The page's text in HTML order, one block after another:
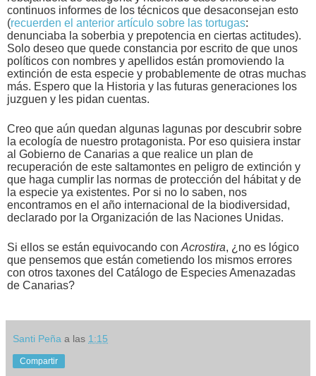
continuos informes de los técnicos que desaconsejan esto
(recuerden el anterior artículo sobre las tortugas:
denunciaba la soberbia y prepotencia en ciertas actitudes).
Solo deseo que quede constancia por escrito de que unos
políticos con nombres y apellidos están promoviendo la
extinción de esta especie y probablemente de otras muchas
más. Espero que la Historia y las futuras generaciones los
juzguen y les pidan cuentas.
Creo que aún quedan algunas lagunas por descubrir sobre
la ecología de nuestro protagonista. Por eso quisiera instar
al Gobierno de Canarias a que realice un plan de
recuperación de este saltamontes en peligro de extinción y
que haga cumplir las normas de protección del hábitat y de
la especie ya existentes. Por si no lo saben, nos
encontramos en el año internacional de la biodiversidad,
declarado por la Organización de las Naciones Unidas.
Si ellos se están equivocando con Acrostira, ¿no es lógico
que pensemos que están cometiendo los mismos errores
con otros taxones del Catálogo de Especies Amenazadas
de Canarias?
Santi Peña a las 1:15
Compartir